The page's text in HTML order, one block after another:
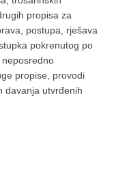
propisa za
postupa, rješava
pokrenutog po
propise, provodi
davanja utvrđenih